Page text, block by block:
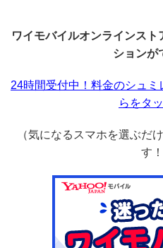
ワイモバイルオンラインス
ションが
24時間受付中！料金のシュ
らをタ
（気になるスマホを選ぶだ
す！